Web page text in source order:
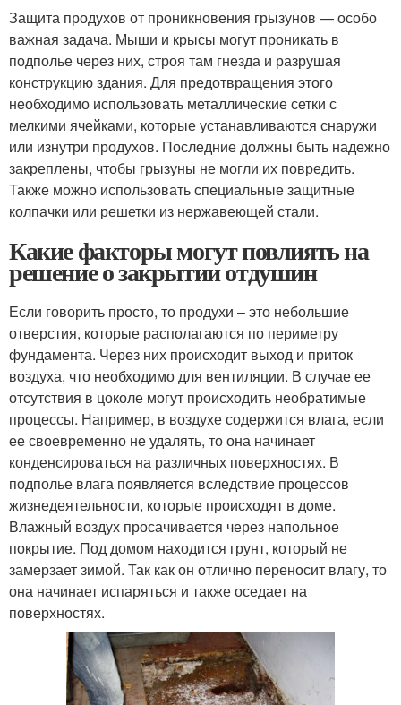
Защита продухов от проникновения грызунов — особо
важная задача. Мыши и крысы могут проникать в
подполье через них, строя там гнезда и разрушая
конструкцию здания. Для предотвращения этого
необходимо использовать металлические сетки с
мелкими ячейками, которые устанавливаются снаружи
или изнутри продухов. Последние должны быть надежно
закреплены, чтобы грызуны не могли их повредить.
Также можно использовать специальные защитные
колпачки или решетки из нержавеющей стали.
Какие факторы могут повлиять на
решение о закрытии отдушин
Если говорить просто, то продухи – это небольшие
отверстия, которые располагаются по периметру
фундамента. Через них происходит выход и приток
воздуха, что необходимо для вентиляции. В случае ее
отсутствия в цоколе могут происходить необратимые
процессы. Например, в воздухе содержится влага, если
ее своевременно не удалять, то она начинает
конденсироваться на различных поверхностях. В
подполье влага появляется вследствие процессов
жизнедеятельности, которые происходят в доме.
Влажный воздух просачивается через напольное
покрытие. Под домом находится грунт, который не
замерзает зимой. Так как он отлично переносит влагу, то
она начинает испаряться и также оседает на
поверхностях.